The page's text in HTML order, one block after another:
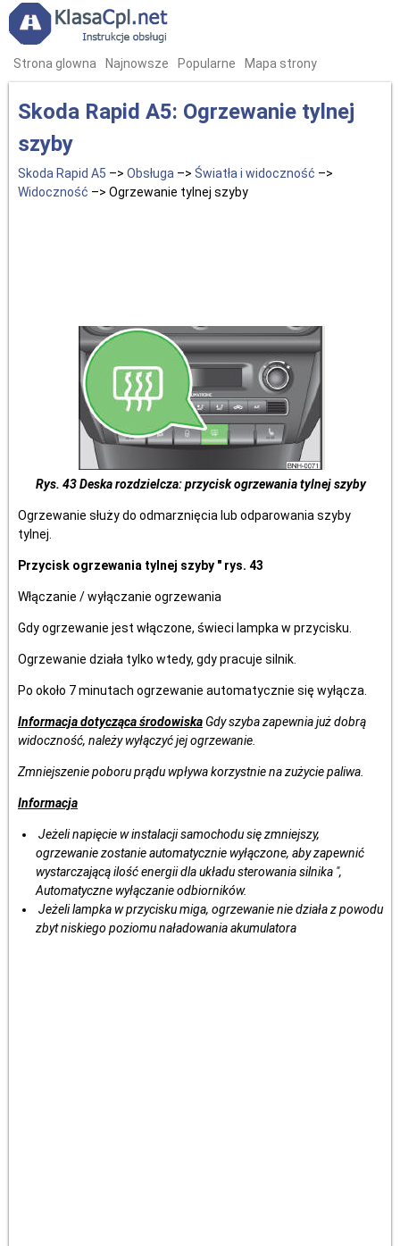
Strona glowna Najnowsze Popularne Mapa strony
Skoda Rapid A5: Ogrzewanie tylnej
szyby
Skoda Rapid A5 –> Obsługa –> Światła i widoczność –>
Widoczność –> Ogrzewanie tylnej szyby
Rys. 43 Deska rozdzielcza: przycisk ogrzewania tylnej szyby
Ogrzewanie służy do odmarznięcia lub odparowania szyby
tylnej.
Przycisk ogrzewania tylnej szyby " rys. 43
Włączanie / wyłączanie ogrzewania
Gdy ogrzewanie jest włączone, świeci lampka w przycisku.
Ogrzewanie działa tylko wtedy, gdy pracuje silnik.
Po około 7 minutach ogrzewanie automatycznie się wyłącza.
Informacja dotycząca środowiskaGdy szyba zapewnia już dobrą
widoczność, należy wyłączyć jej ogrzewanie.
Zmniejszenie poboru prądu wpływa korzystnie na zużycie paliwa.
Informacja
Jeżeli napięcie w instalacji samochodu się zmniejszy,
ogrzewanie zostanie automatycznie wyłączone, aby zapewnić
wystarczającą ilość energii dla układu sterowania silnika ",
Automatyczne wyłączanie odbiorników.
Jeżeli lampka w przycisku miga, ogrzewanie nie działa z powodu
zbyt niskiego poziomu naładowania akumulatora